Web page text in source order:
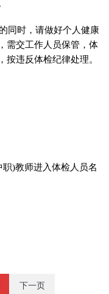
同时，请做好个人健康
需交工作人员保管，体
违反体检纪律处理。
)教师进入体检人员名
下一页